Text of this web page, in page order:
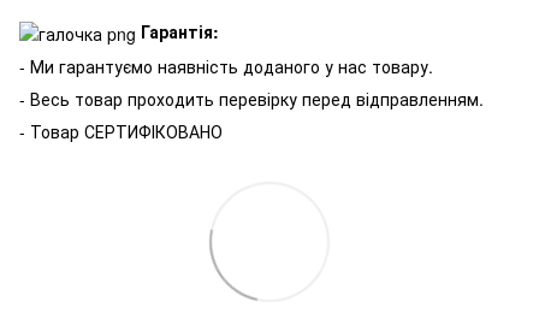
Гарантія:
- Ми гарантуємо наявність доданого у нас товару.
- Весь товар проходить перевірку перед відправленням.
- Товар СЕРТИФІКОВАНО